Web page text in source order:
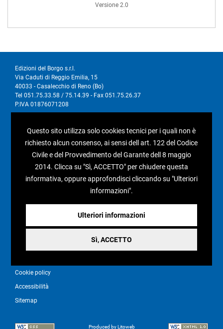
Versione 2.0
Edizioni del Borgo s.r.l.
Via Caduti di Reggio Emilia, 15
40033 - Casalecchio di Reno (Bo)
Tel 051.75.33.58 / 75.14.39 - Fax 051.75.26.37
P.IVA 01876071208
I nostri social
Condizioni generali di vendita
Recesso
Cookie policy
Accessibilità
Sitemap
Produced by Litoweb
Questo sito utilizza solo cookies tecnici per i quali non è
richiesto alcun consenso, ai sensi dell art. 122 del Codice
Civile e del Provvedimento del Garante dell 8 maggio
2014. Clicca su "Sì, ACCETTO" per chiudere questa
informativa, oppure approfondisci cliccando su "Ulteriori
informazioni".
Ulteriori informazioni
Sì, ACCETTO